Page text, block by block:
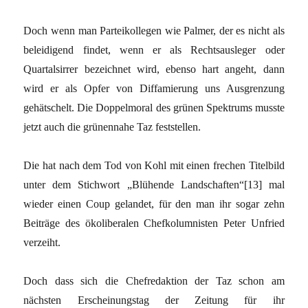
Doch wenn man Parteikollegen wie Palmer, der es nicht als
beleidigend findet, wenn er als Rechtsausleger oder
Quartalsirrer bezeichnet wird, ebenso hart angeht, dann
wird er als Opfer von Diffamierung uns Ausgrenzung
gehätschelt. Die Doppelmoral des grünen Spektrums musste
jetzt auch die grünennahe Taz feststellen.
Die hat nach dem Tod von Kohl mit einen frechen Titelbild
unter dem Stichwort „Blühende Landschaften“[13] mal
wieder einen Coup gelandet, für den man ihr sogar zehn
Beiträge des ökoliberalen Chefkolumnisten Peter Unfried
verzeiht.
Doch dass sich die Chefredaktion der Taz schon am
nächsten Erscheinungstag der Zeitung für ihr